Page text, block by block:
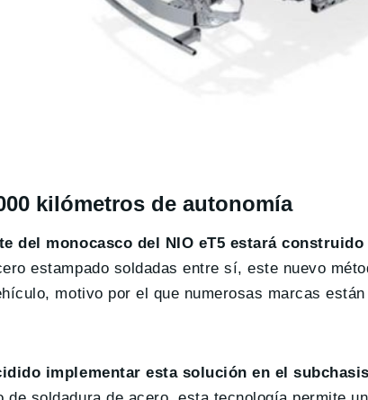
kilómetros de autonomía
del monocasco del NIO eT5 estará
estampado soldadas entre sí, este nuevo
motivo por el que numerosas marcas
implementar esta solución en el